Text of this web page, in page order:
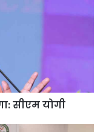
सीएम योगी